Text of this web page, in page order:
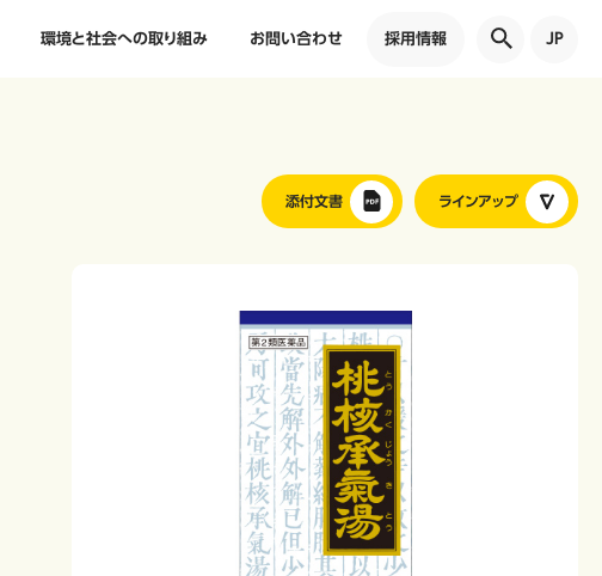
環境と社会への取り組み お問い合わせ 採用情報 JP
添付文書 ラインアップ